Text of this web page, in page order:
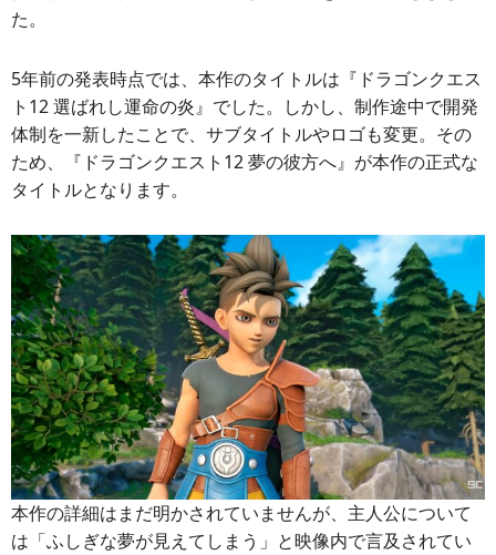
た。
5年前の発表時点では、本作のタイトルは『ドラゴンクエス
ト12 選ばれし運命の炎』でした。しかし、制作途中で開発
体制を一新したことで、サブタイトルやロゴも変更。その
ため、『ドラゴンクエスト12 夢の彼方へ』が本作の正式な
タイトルとなります。
本作の詳細はまだ明かされていませんが、主人公について
は「ふしぎな夢が見えてしまう」と映像内で言及されてい